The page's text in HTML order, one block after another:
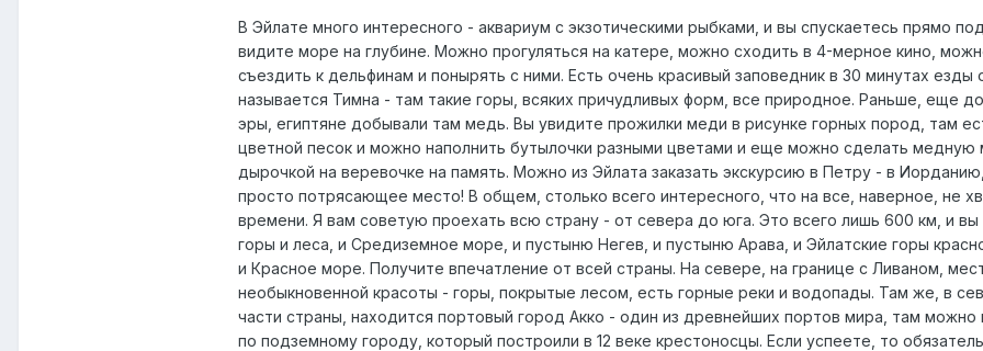
В Эйлате много интересного - аквариум с экзотическими рыбками, и вы спускаетесь прямо
видите море на глубине. Можно прогуляться на катере, можно сходить в 4-мерное кино,
съездить к дельфинам и понырять с ними. Есть очень красивый заповедник в 30 минутах езды
называется Тимна - там такие горы, всяких причудливых форм, все природное. Раньше, еще
эры, египтяне добывали там медь. Вы увидите прожилки меди в рисунке горных пород, там
цветной песок и можно наполнить бутылочки разными цветами и еще можно сделать медную
дырочкой на веревочке на память. Можно из Эйлата заказать экскурсию в Петру - в
просто потрясающее место! В общем, столько всего интересного, что на все, наверное, не
времени. Я вам советую проехать всю страну - от севера до юга. Это всего лишь 600 км, и вы
горы и леса, и Средиземное море, и пустыню Негев, и пустыню Арава, и Эйлатские горы
и Красное море. Получите впечатление от всей страны. На севере, на границе с Ливаном,
необыкновенной красоты - горы, покрытые лесом, есть горные реки и водопады. Там же, в
части страны, находится портовый город Акко - один из древнейших портов мира, там можно
по подземному городу, который построили в 12 веке крестоносцы. Если успеете, то